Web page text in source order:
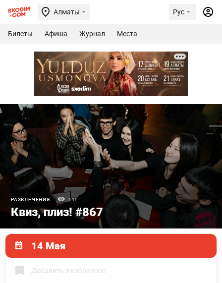
Алматы Рус
Билеты Афиша Журнал Места
РАЗВЛЕЧЕНИЯ 141
Квиз, плиз! #867
14 Мая
Добавить в избранное